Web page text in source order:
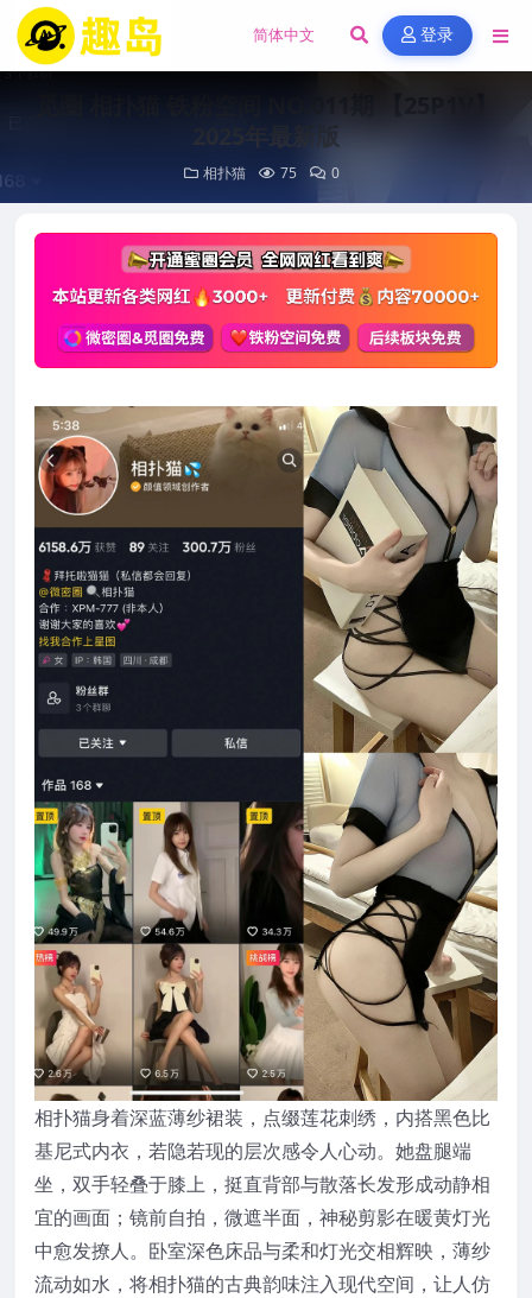
登录
2025年最新版
相扑猫 75 0
相扑猫身着深蓝薄纱裙装，点缀莲花刺绣，内搭黑色比
基尼式内衣，若隐若现的层次感令人心动。她盘腿端
坐，双手轻叠于膝上，挺直背部与散落长发形成动静相
宜的画面；镜前自拍，微遮半面，神秘剪影在暖黄灯光
中愈发撩人。卧室深色床品与柔和灯光交相辉映，薄纱
流动如水，将相扑猫的古典韵味注入现代空间，让人仿